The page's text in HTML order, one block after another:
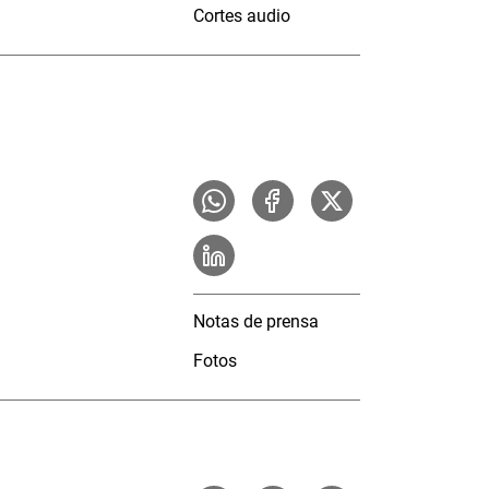
Cortes audio
Notas de prensa
Fotos